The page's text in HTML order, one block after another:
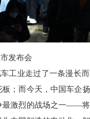
发布会
工业走过了一条漫长
；而今天，中国车企
激烈的战场之一——